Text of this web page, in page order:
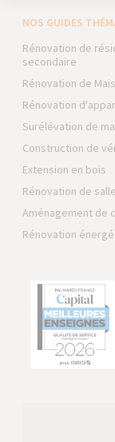
NOS GUIDES
Rénovation de
secondaire
Rénovation de
Rénovation
Surélévation de
Construction de
Extension en bois
Rénovation de
Aménagement de
Rénovation